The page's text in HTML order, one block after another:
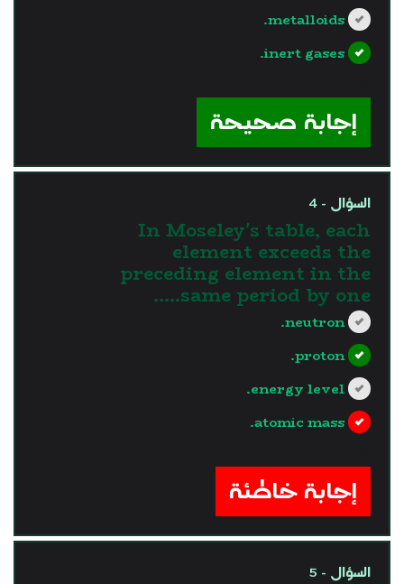
metalloids.
inert gases.
إجابة صحيحة
السؤال - 4
In Moseley's table, each
element exceeds the
preceding element in the
same period by one…..
neutron.
proton.
energy level.
atomic mass.
إجابة خاطئة
السؤال - 5